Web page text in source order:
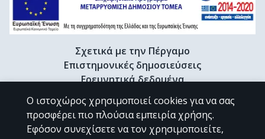
Σχετικά με την Πέργαμο
Επιστημονικές δημοσιεύσεις
Ερευνητικά δεδομένα
Διδακτορικές διατριβές & Γκρίζα βιβλιογραφία
Προφίλ Ερευνητή
Ο ιστοχώρος χρησιμοποιεί cookies για να σας
προσφέρει πιο πλούσια εμπειρία χρήσης.
Εφόσον συνεχίσετε να τον χρησιμοποιείτε,